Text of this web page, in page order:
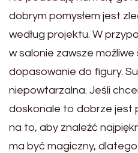
dobrym pomysłem jest
według projektu. W
w salonie zawsze możliwe
dopasowanie do figury.
niepowtarzalna. Jeśli
doskonale to dobrze jest
na to, aby znaleźć
ma być magiczny,